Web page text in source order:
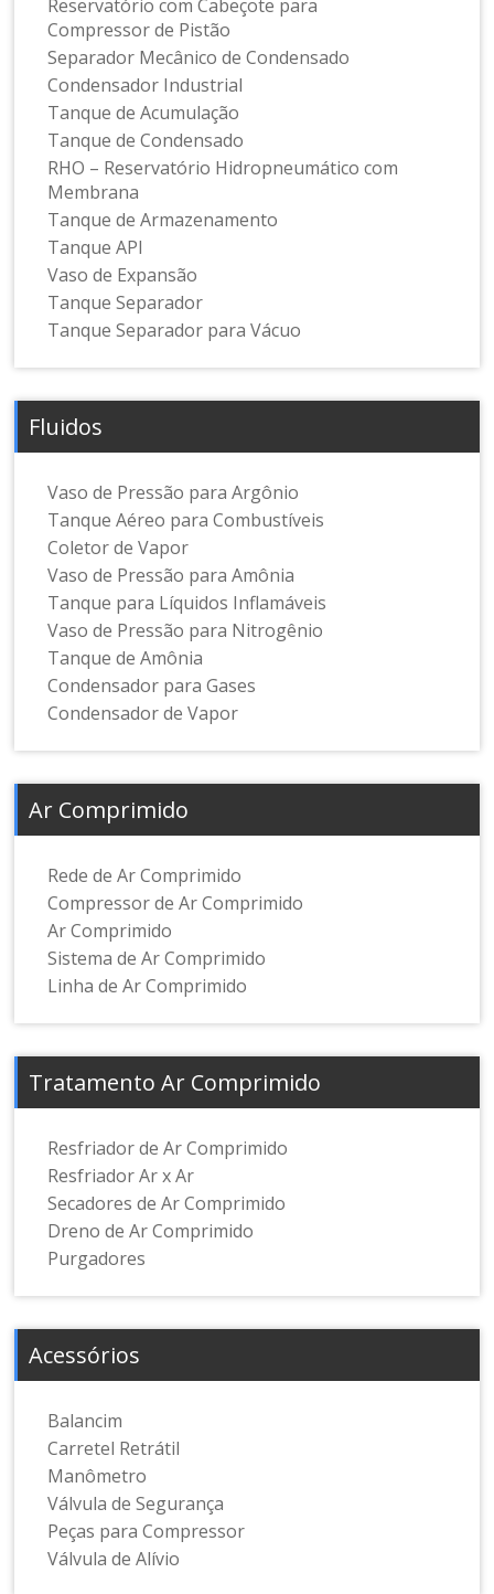
Reservatório com Cabeçote para
Compressor de Pistão
Separador Mecânico de Condensado
Condensador Industrial
Tanque de Acumulação
Tanque de Condensado
RHO – Reservatório Hidropneumático com
Membrana
Tanque de Armazenamento
Tanque API
Vaso de Expansão
Tanque Separador
Tanque Separador para Vácuo
Fluidos
Vaso de Pressão para Argônio
Tanque Aéreo para Combustíveis
Coletor de Vapor
Vaso de Pressão para Amônia
Tanque para Líquidos Inflamáveis
Vaso de Pressão para Nitrogênio
Tanque de Amônia
Condensador para Gases
Condensador de Vapor
Ar Comprimido
Rede de Ar Comprimido
Compressor de Ar Comprimido
Ar Comprimido
Sistema de Ar Comprimido
Linha de Ar Comprimido
Tratamento Ar Comprimido
Resfriador de Ar Comprimido
Resfriador Ar x Ar
Secadores de Ar Comprimido
Dreno de Ar Comprimido
Purgadores
Acessórios
Balancim
Carretel Retrátil
Manômetro
Válvula de Segurança
Peças para Compressor
Válvula de Alívio